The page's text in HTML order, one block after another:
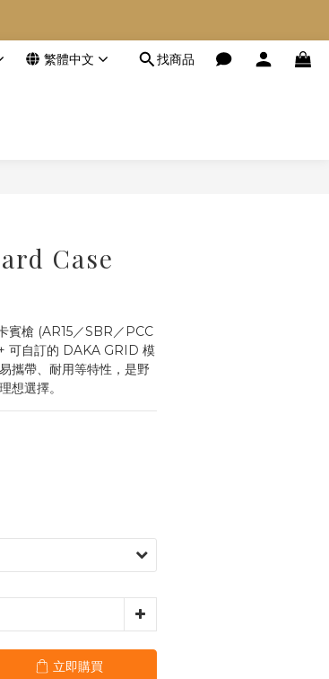
繁體中文 找商品
Case
賓槍 (AR15／SBR／PCC
可自訂的 DAKA GRID 模
攜帶、耐用等特性，是野
想選擇。
立即購買